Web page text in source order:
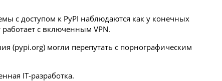
с доступом к PyPI наблюдаются как у конечных
работает с включенным VPN.
(pypi.org) могли перепутать с порнографическим
IT-разработка.